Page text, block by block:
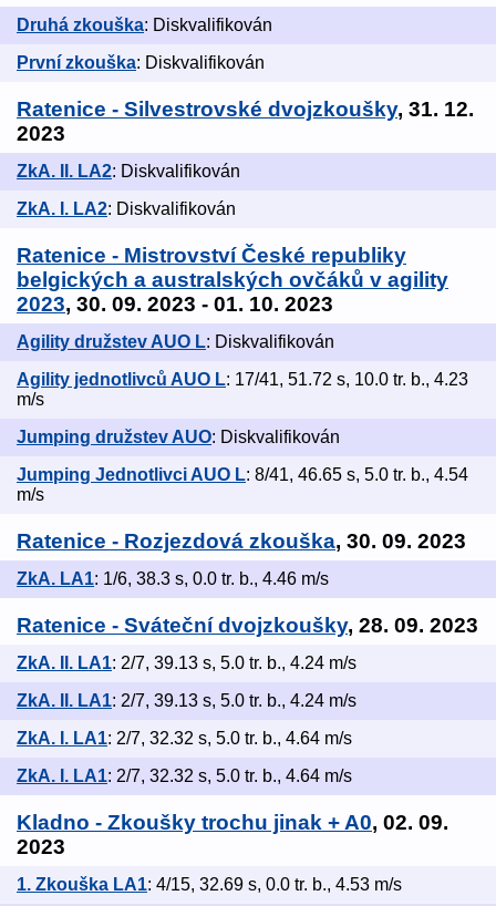
Druhá zkouška: Diskvalifikován
První zkouška: Diskvalifikován
Ratenice - Silvestrovské dvojzkoušky, 31. 12.
2023
ZkA. II. LA2: Diskvalifikován
ZkA. I. LA2: Diskvalifikován
Ratenice - Mistrovství České republiky
belgických a australských ovčáků v agility
2023, 30. 09. 2023 - 01. 10. 2023
Agility družstev AUO L: Diskvalifikován
Agility jednotlivců AUO L: 17/41, 51.72 s, 10.0 tr. b., 4.23
m/s
Jumping družstev AUO: Diskvalifikován
Jumping Jednotlivci AUO L: 8/41, 46.65 s, 5.0 tr. b., 4.54
m/s
Ratenice - Rozjezdová zkouška, 30. 09. 2023
ZkA. LA1: 1/6, 38.3 s, 0.0 tr. b., 4.46 m/s
Ratenice - Sváteční dvojzkoušky, 28. 09. 2023
ZkA. II. LA1: 2/7, 39.13 s, 5.0 tr. b., 4.24 m/s
ZkA. II. LA1: 2/7, 39.13 s, 5.0 tr. b., 4.24 m/s
ZkA. I. LA1: 2/7, 32.32 s, 5.0 tr. b., 4.64 m/s
ZkA. I. LA1: 2/7, 32.32 s, 5.0 tr. b., 4.64 m/s
Kladno - Zkoušky trochu jinak + A0, 02. 09.
2023
1. Zkouška LA1: 4/15, 32.69 s, 0.0 tr. b., 4.53 m/s